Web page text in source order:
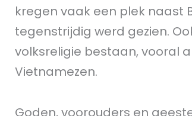
kregen vaak een plek naast
tegenstrijdig werd gezien.
volksreligie bestaan, vooral
Vietnamezen.
Goden, voorouders en